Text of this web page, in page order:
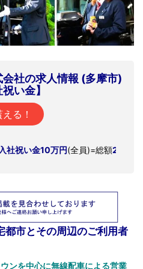
社の求人情報 (多摩市)
い金】
る！
10万円(全員)=総額20万円を支給
都市とその周辺のご利用者
ンを中心に無線配車による営業